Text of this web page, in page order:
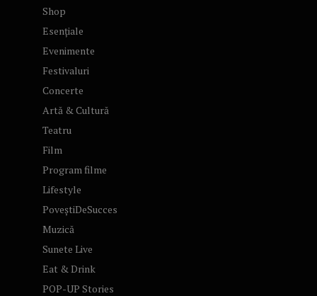
Shop
Esențiale
Evenimente
Festivaluri
Concerte
Artă & Cultură
Teatru
Film
Program filme
Lifestyle
PoveștiDeSucces
Muzică
Sunete Live
Eat & Drink
POP-UP Stories